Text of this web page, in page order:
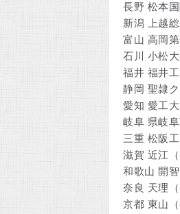
長野 松本
新潟 上越
富山 高岡
石川 小松
福井 福井
静岡 聖隷
愛知 愛工
岐阜 県岐
三重 松阪
滋賀 近江
和歌山 開
奈良 天理
京都 東山